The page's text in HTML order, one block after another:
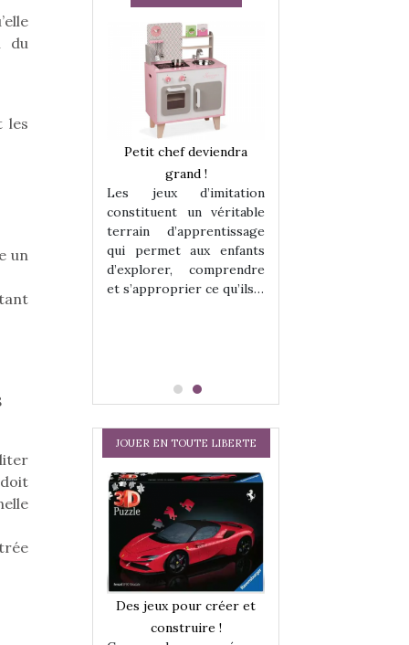
du
les
unsont des
meilleur
à câliner,
Petit chef deviendra
grand !
Les jeux d’imitation
constituent un véritable
terrain d’apprentissage
qui permet aux enfants
d’explorer, comprendre
et s’approprier ce qu’ils…
JOUER EN TOUTE LIBERTE
Des jeux pour créer et
construire !